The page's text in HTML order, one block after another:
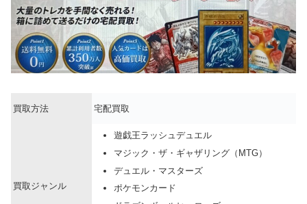
買取方法 宅配買取
買取ジャンル
遊戯王ラッシュデュエル
マジック・ザ・ギャザリング（MTG）
デュエル・マスターズ
ポケモンカード